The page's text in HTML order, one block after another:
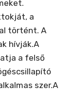
a
történt. A
hívják.A
a felső
szer.A